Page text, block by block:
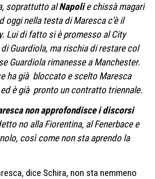
soprattutto alNapolie chissà magari
oggi nella testa di Maresca c’è il
Lui di fatto si è promesso al City
Guardiola, ma rischia di restare col
Guardiola rimanesse a Manchester.
ha già bloccato e scelto Maresca
è già pronto un contratto triennale.
non approfondisce i discorsi
no alla Fiorentina, al Fenerbace e
così come non sta aprendo la
dice Schira, non sta nemmeno